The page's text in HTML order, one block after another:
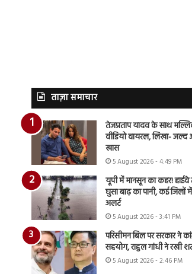
ताज़ा समाचार
तेजप्रताप यादव के साथ
वीडियो वायरल, लिखा-
खास
5 August 2026 - 4:49 PM
यूपी में मानसून का कहर! हाईवे
घुसा बाढ़ का पानी, कई जिलों
अलर्ट
5 August 2026 - 3:41 PM
परिसीमन बिल पर सरकार ने
सहयोग, राहुल गांधी ने रखी
5 August 2026 - 2:46 PM